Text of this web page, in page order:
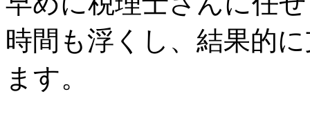
時間も浮くし、結果的
ます。